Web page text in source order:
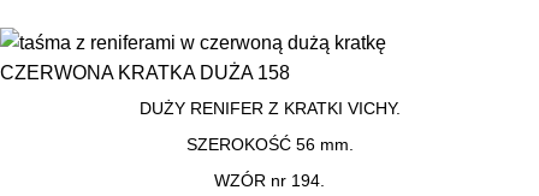
CZERWONA KRATKA DUŻA 158
DUŻY RENIFER Z KRATKI VICHY.
SZEROKOŚĆ 56 mm.
WZÓR nr 194.